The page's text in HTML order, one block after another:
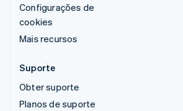
Configurações de
cookies
Mais recursos
Suporte
Obter suporte
Planos de suporte